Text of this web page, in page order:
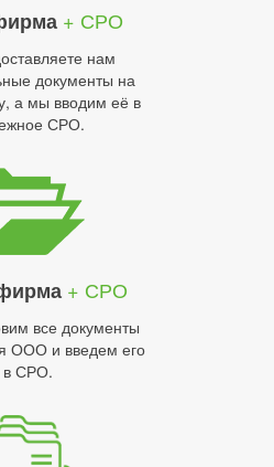
+ СРО
нам
документы на
а мы вводим её в
СРО.
+ СРО
все документы
ООО и введем его
в СРО.